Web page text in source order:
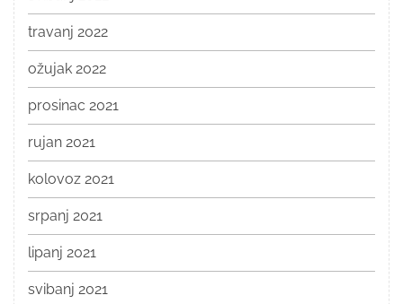
travanj 2022
ožujak 2022
prosinac 2021
rujan 2021
kolovoz 2021
srpanj 2021
lipanj 2021
svibanj 2021